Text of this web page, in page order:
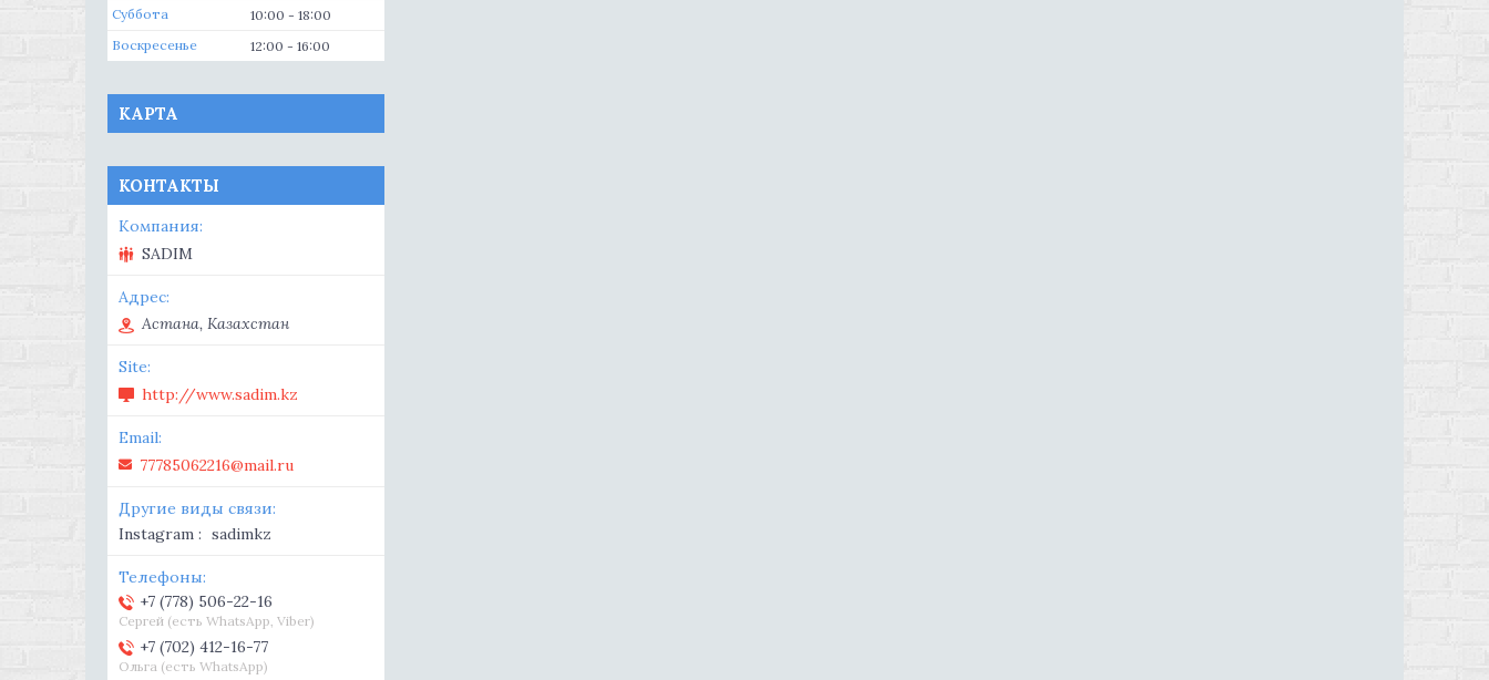
Суббота
10:00
18:00
Воскресенье
12:00 16:00
КАРТА
КОНТАКТЫ
SADIM
Астана, Казахстан
http://www.sadim.kz
77785062216@mail.ru
Instagram sadimkz
+7 (778) 506-22-16
Сергей (есть WhatsApp, Viber)
+7 (702) 412-16-77
Ольга (есть WhatsApp)